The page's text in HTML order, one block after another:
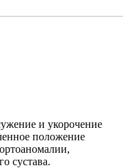
и укорочение
положение
сустава.